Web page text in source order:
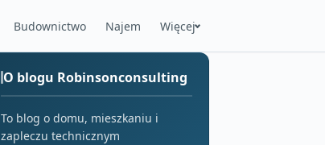
Budownictwo Najem Więcej
O blogu Robinsonconsulting
To blog o domu, mieszkaniu i
zapleczu technicznym